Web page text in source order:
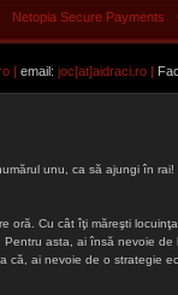
Netopia Secure Payments
| email: joc[at]aidraci.ro |
unu, ca să ajungi în
oră. Cu cât îţi măreşti
asta, ai însă nevoie
că, ai nevoie de o strategie